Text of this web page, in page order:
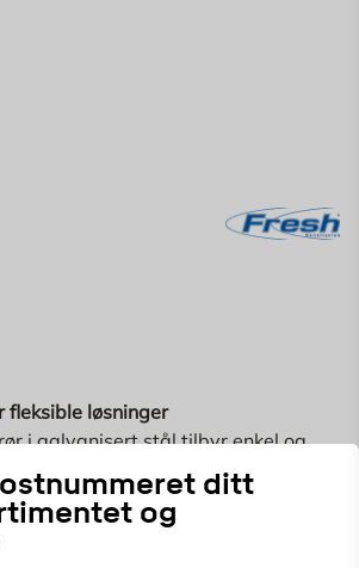
ditt
og
fleksible løsninger
i galvanisert stål tilbyr enkel og
for sirkulære kanalsystemer.
tillater mange bruksområder
som kanallengder, bøyinger og